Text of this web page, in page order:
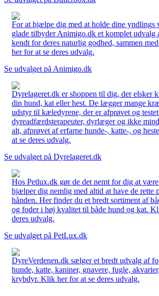
For at hjælpe dig med at holde dine yndlings
glade tilbyder Animigo.dk et komplet udvalg
kendt for deres naturlig godhed, sammen
her for at se deres udvalg.
Se udvalget på Animigo.dk
Dyrelageret.dk er shoppen til dig, der elsker
din hund, kat eller hest. De lægger mange
udstyr til kæledyrene, der er afprøvet og
dyreadfærdsterapeuter, dyrlæger og ikke
alt, afprøvet af erfarne hunde-, katte-, og
at se deres udvalg.
Se udvalget på Dyrelageret.dk
Hos Petlux.dk gør de det nemt for dig at
hjælper dig nemlig med altid at have de rette
hånden. Her finder du et bredt sortiment af
og foder i høj kvalitet til både hund og kat.
deres udvalg.
Se udvalget på PetLux.dk
DyreVerdenen.dk sælger et bredt udvalg af
hunde, katte, kaniner, gnavere, fugle,
krybdyr. Klik her for at se deres udvalg.